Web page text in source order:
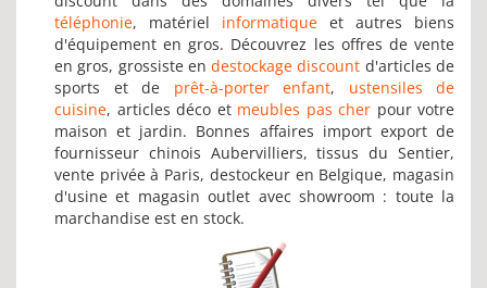
téléphonie, matériel informatique et autres biens
d'équipement en gros. Découvrez les offres de vente
en gros, grossiste endestockage discount d'articles de
sports et de prêt-à-porter enfant, ustensiles de
cuisine, articles déco et meubles pas cher pour votre
maison et jardin. Bonnes affaires import export de
fournisseur chinois Aubervilliers, tissus du Sentier,
vente privée à Paris, destockeur en Belgique, magasin
d'usine et magasin outlet avec showroom : toute la
marchandise est en stock.